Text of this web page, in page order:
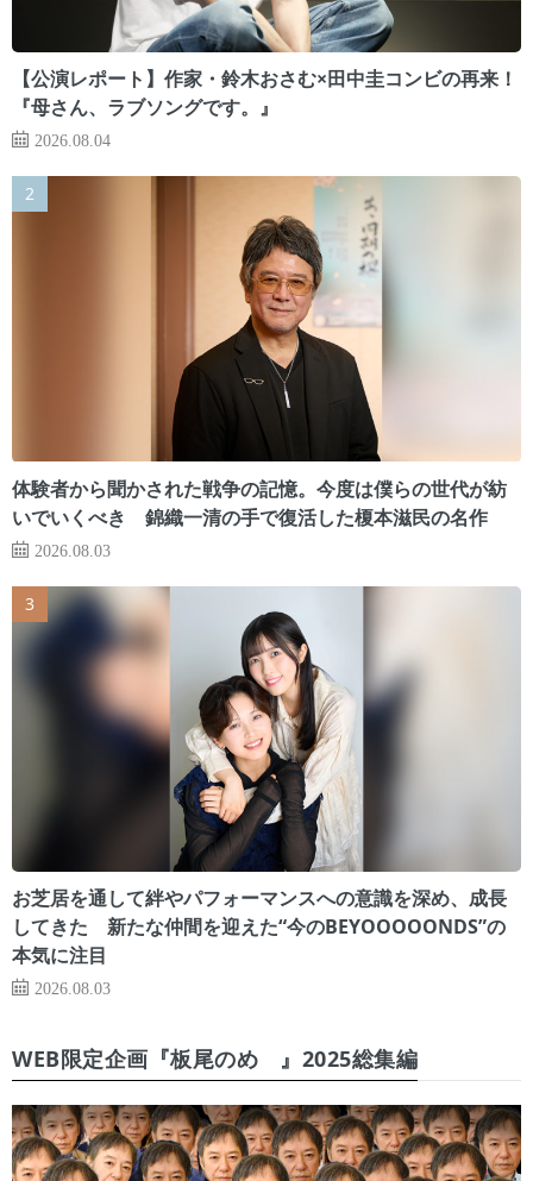
【公演レポート】作家・鈴木おさむ×田中圭コンビの再来！
『母さん、ラブソングです。』
2026.08.04
体験者から聞かされた戦争の記憶。今度は僕らの世代が紡
いでいくべき 錦織一清の手で復活した榎本滋民の名作
2026.08.03
お芝居を通して絆やパフォーマンスへの意識を深め、成長
してきた 新たな仲間を迎えた“今のBEYOOOOONDS”の
本気に注目
2026.08.03
WEB限定企画『板尾のめ゙』2025総集編